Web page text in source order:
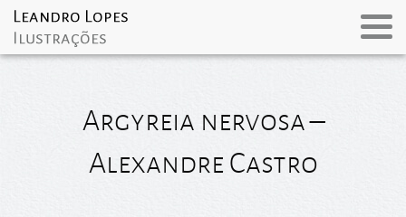
Argyreia nervosa –
Alexandre Castro